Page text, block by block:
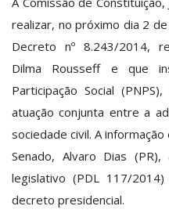
realizar, no próximo dia 2
Decreto nº 8.243/2014,
Dilma Rousseff e que
Participação Social
atuação conjunta entre a
sociedade civil. A
Senado, Alvaro Dias
legislativo (PDL 117/
decreto presidencial.